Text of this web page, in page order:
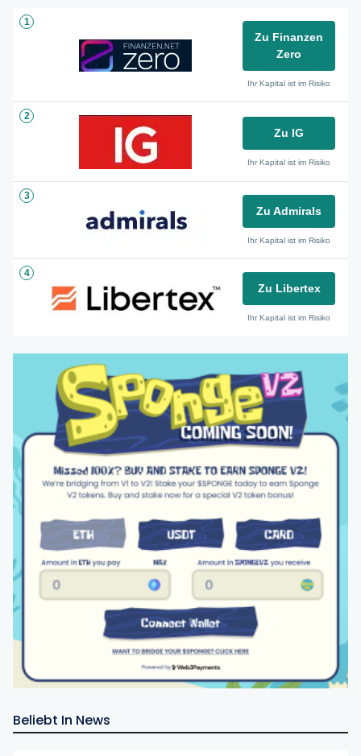
1
Zu Finanzen
Zero
Ihr Kapital ist im Risiko
2
Zu IG
Ihr Kapital ist im Risiko
3
Zu Admirals
Ihr Kapital ist im Risiko
4
Zu Libertex
Ihr Kapital ist im Risiko
Beliebt In News